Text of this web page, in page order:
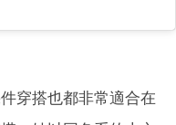
穿搭也都非常適合在